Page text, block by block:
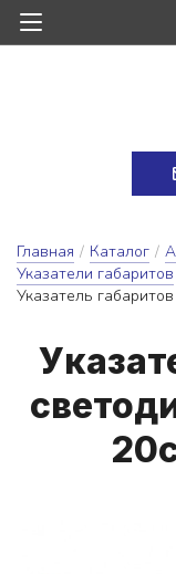
Главная / Каталог /
Указатели габаритов
Указатель